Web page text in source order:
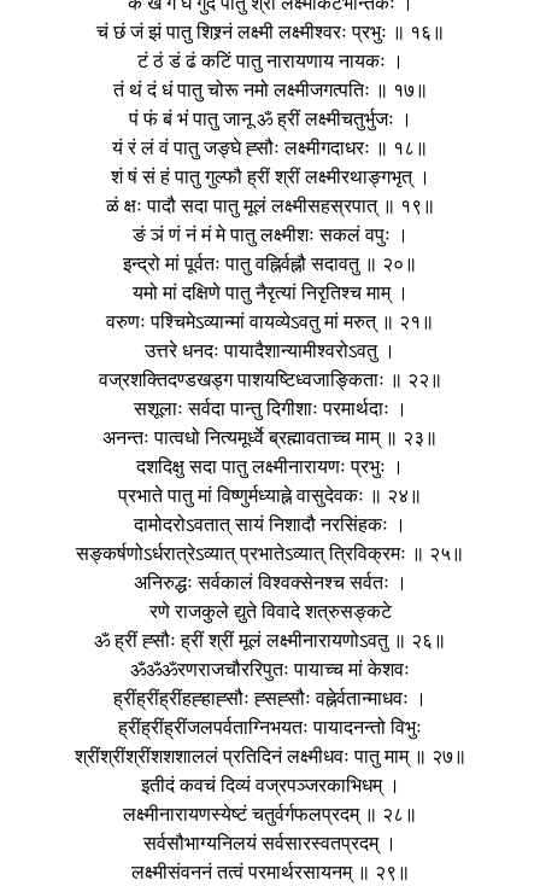
चं छं जं झं पातु शिश्र्नं लक्ष्मी लक्ष्मीश्वरः प्रभुः ॥ १६॥
टं ठं डं ढं कटिं पातु नारायणाय नायकः ।
तं थं दं धं पातु चोरू नमो लक्ष्मीजगत्पतिः ॥ १७॥
पं फं बं भं पातु जानू ॐ ह्रीं लक्ष्मीचतुर्भुजः ।
यं रं लं वं पातु जङ्घे ह्सौः लक्ष्मीगदाधरः ॥ १८॥
शं षं सं हं पातु गुल्फौ ह्रीं श्रीं लक्ष्मीरथाङ्गभृत् ।
ळं क्षः पादौ सदा पातु मूलं लक्ष्मीसहस्रपात् ॥ १९॥
ङं ञं णं नं मं मे पातु लक्ष्मीशः सकलं वपुः ।
इन्द्रो मां पूर्वतः पातु वह्निर्वह्नौ सदावतु ॥ २०॥
यमो मां दक्षिणे पातु नैरृत्यां निरृतिश्च माम् ।
वरुणः पश्चिमेऽव्यान्मां वायव्येऽवतु मां मरुत् ॥ २१॥
उत्तरे धनदः पायादैशान्यामीश्वरोऽवतु ।
वज्रशक्तिदण्डखड्ग पाशयष्टिध्वजाङ्किताः ॥ २२॥
सशूलाः सर्वदा पान्तु दिगीशाः परमार्थदाः ।
अनन्तः पात्वधो नित्यमूर्ध्वे ब्रह्मावताच्च माम् ॥ २३॥
दशदिक्षु सदा पातु लक्ष्मीनारायणः प्रभुः ।
प्रभाते पातु मां विष्णुर्मध्याह्ने वासुदेवकः ॥ २४॥
दामोदरोऽवतात् सायं निशादौ नरसिंहकः ।
सङ्कर्षणोऽर्धरात्रेऽव्यात् प्रभातेऽव्यात् त्रिविक्रमः ॥ २५॥
अनिरुद्धः सर्वकालं विश्वक्सेनश्च सर्वतः ।
रणे राजकुले द्युते विवादे शत्रुसङ्कटे
ॐ ह्रीं ह्सौः ह्रीं श्रीं मूलं लक्ष्मीनारायणोऽवतु ॥ २६॥
ॐॐॐरणराजचौररिपुतः पायाच्च मां केशवः
ह्रींह्रींह्रींहह्हाह्सौः ह्सह्सौः वह्नेर्वतान्माधवः ।
ह्रींह्रींह्रींजलपर्वताग्निभयतः पायादनन्तो विभुः
श्रींश्रींश्रींशशशाललं प्रतिदिनं लक्ष्मीधवः पातु माम् ॥ २७॥
इतीदं कवचं दिव्यं वज्रपञ्जरकाभिधम् ।
लक्ष्मीनारायणस्येष्टं चतुर्वर्गफलप्रदम् ॥ २८॥
सर्वसौभाग्यनिलयं सर्वसारस्वतप्रदम् ।
लक्ष्मीसंवननं तत्वं परमार्थरसायनम् ॥ २९॥